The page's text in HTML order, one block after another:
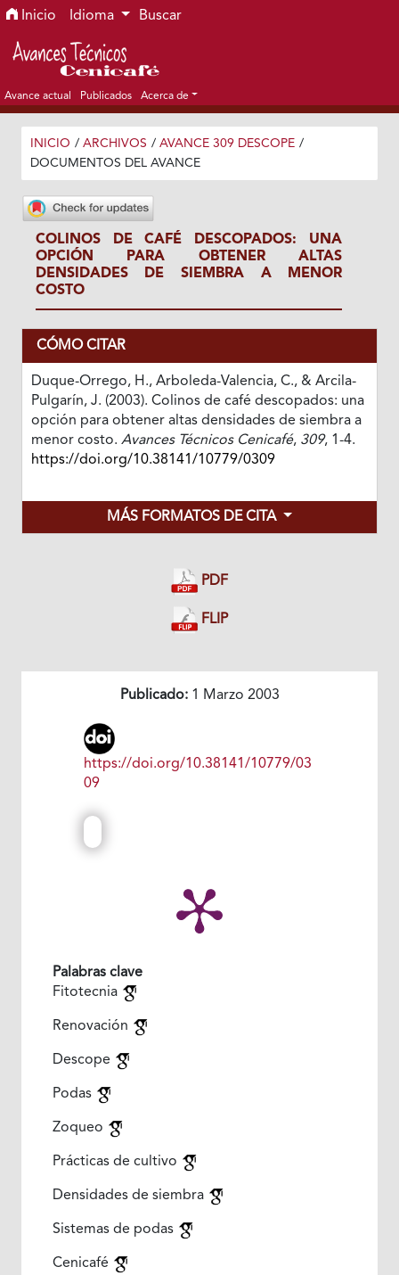
Ir al menú de navegación principal
Ir al contenido principal
Ir al pie de página del sitio
Inicio Idioma Buscar
Avance actual Publicados Acerca de
INICIO / ARCHIVOS / AVANCE 309 DESCOPE /
DOCUMENTOS DEL AVANCE
COLINOS DE CAFÉ DESCOPADOS: UNA
OPCIÓN PARA OBTENER ALTAS
DENSIDADES DE SIEMBRA A MENOR
COSTO
CÓMO CITAR
Duque-Orrego, H., Arboleda-Valencia, C., & Arcila-
Pulgarín, J. (2003). Colinos de café descopados: una
opción para obtener altas densidades de siembra a
menor costo. Avances Técnicos Cenicafé, 309, 1-4.
https://doi.org/10.38141/10779/0309
MÁS FORMATOS DE CITA
PDF
FLIP
Publicado:1 Marzo 2003
https://doi.org/10.38141/10779/03
09
Palabras clave
Fitotecnia
Renovación
Descope
Podas
Zoqueo
Prácticas de cultivo
Densidades de siembra
Sistemas de podas
Cenicafé